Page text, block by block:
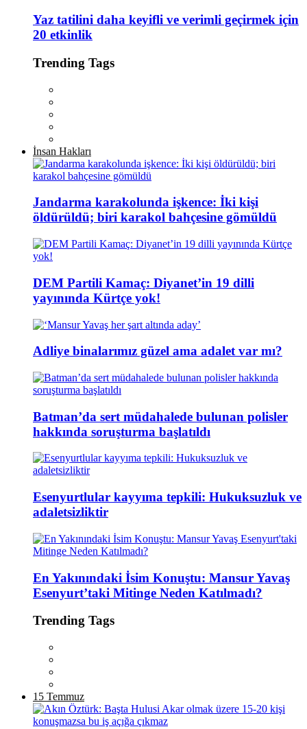
Yaz tatilini daha keyifli ve verimli geçirmek için
20 etkinlik
Trending Tags
İnsan Hakları
Jandarma karakolunda işkence: İki kişi
öldürüldü; biri karakol bahçesine gömüldü
DEM Partili Kamaç: Diyanet’in 19 dilli
yayınında Kürtçe yok!
Adliye binalarımız güzel ama adalet var mı?
Batman’da sert müdahalede bulunan polisler
hakkında soruşturma başlatıldı
Esenyurtlular kayyıma tepkili: Hukuksuzluk ve
adaletsizliktir
En Yakınındaki İsim Konuştu: Mansur Yavaş
Esenyurt’taki Mitinge Neden Katılmadı?
Trending Tags
15 Temmuz